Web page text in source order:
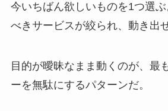
今いちばん欲しいものを1つ選
べきサービスが絞られ、動き出せ
目的が曖昧なまま動くのが、最
ーを無駄にするパターンだ。